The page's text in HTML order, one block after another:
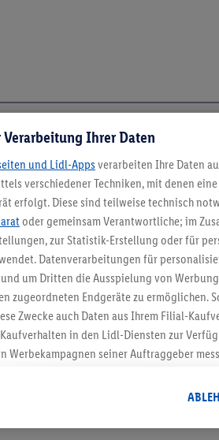
5.95 €
Jetzt
Ihrer Daten
und Lidl-Apps verarbeiten Ihre Daten
verschiedener Techniken, mit denen
erfolgt. Diese sind teilweise technisch
oder gemeinsam Verantwortliche; im
zur Statistik-Erstellung oder für
Datenverarbeitungen für
um Dritten die Ausspielung von
zugeordneten Endgeräte zu ermöglichen.
Zwecke auch Daten aus Ihrem Filial-
in den Lidl-Diensten zur
Werbekampagnen seiner Auftraggeber
die Zusammenführung von Daten
Informationen aus Ihrem Kundenkonto -
verschiedene Endgeräte und Lidl-